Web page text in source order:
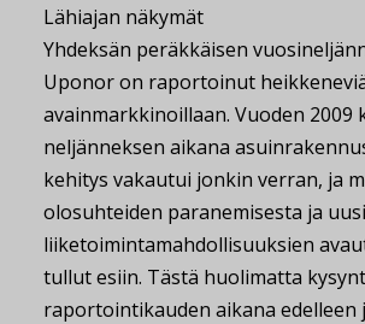
Lähiajan näkymät
Yhdeksän peräkkäisen
Uponor on raportoinut
avainmarkkinoillaan. Vuoden 2009
neljänneksen aikana
kehitys vakautui jonkin verran, ja
olosuhteiden paranemisesta ja
liiketoimintamahdollisuuksien
tullut esiin. Tästä huolimatta
raportointikauden aikana edelleen